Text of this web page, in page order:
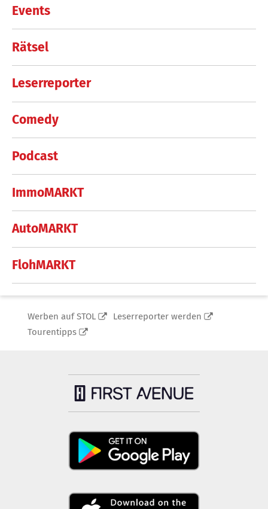
Events
Rätsel
Leserreporter
Comedy
Podcast
ImmoMARKT
AutoMARKT
FlohMARKT
Werben auf STOL
Leserreporter werden
Tourentipps